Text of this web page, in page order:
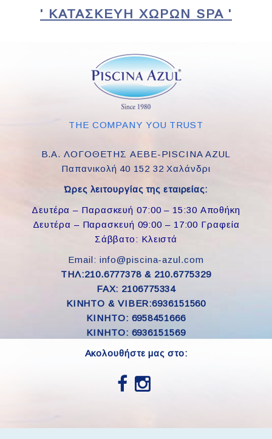
' ΚΑΤΑΣΚΕΥΉ ΧΏΡΩΝ SPA '
THE COMPANY YOU TRUST
Β.Α. ΛΟΓΟΘΕΤΗΣ ΑΕΒΕ-PISCINA AZUL
Παπανικολή 40 152 32 Χαλάνδρι
Ώρες λειτουργίας της εταιρείας:
Δευτέρα – Παρασκευή 07:00 – 15:30 Αποθήκη
Δευτέρα – Παρασκευή 09:00 – 17:00 Γραφεία
Σάββατο: Κλειστά
Email: info@piscina-azul.com
ΤΗΛ:210.6777378 & 210.6775329
FAX: 2106775334
ΚΙΝΗΤΟ & VIBER:6936151560
KINHTO: 6958451666
KINHTO: 6936151569
Ακολουθήστε μας στο: